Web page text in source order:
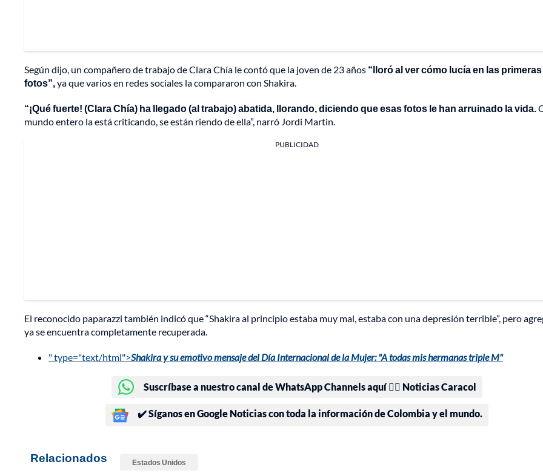
Según dijo, un compañero de trabajo de Clara Chía le contó que la joven de 23 años “lloró al ver cómo lucía en las primeras
fotos”,ya que varios en redes sociales la compararon con Shakira.
“¡Qué fuerte! (Clara Chía) ha llegado (al trabajo) abatida, llorando, diciendo que esas fotos le han arruinado la vida.
mundo entero la está criticando, se están riendo de ella”, narró Jordi Martin.
PUBLICIDAD
El reconocido paparazzi también indicó que “Shakira al principio estaba muy mal, estaba con una depresión terrible”, pero
ya se encuentra completamente recuperada.
" type="text/html">Shakira y su emotivo mensaje del Día Internacional de la Mujer: "A todas mis hermanas triple M"
Suscríbase a nuestro canal de WhatsApp Channels aquí 👉🏻 Noticias Caracol
✔️ Síganos en Google Noticias con toda la información de Colombia y el mundo.
Relacionados Estados Unidos